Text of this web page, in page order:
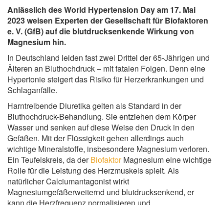
Anlässlich des World Hypertension Day am 17. Mai
2023 weisen Experten der Gesellschaft für Biofaktoren
e. V. (GfB) auf die blutdrucksenkende Wirkung von
Magnesium hin.
In Deutschland leiden fast zwei Drittel der 65-Jährigen und
Älteren an Bluthochdruck – mit fatalen Folgen. Denn eine
Hypertonie steigert das Risiko für Herzerkrankungen und
Schlaganfälle.
Harntreibende Diuretika gelten als Standard in der
Bluthochdruck-Behandlung. Sie entziehen dem Körper
Wasser und senken auf diese Weise den Druck in den
Gefäßen. Mit der Flüssigkeit gehen allerdings auch
wichtige Mineralstoffe, insbesondere Magnesium verloren.
Ein Teufelskreis, da derBiofaktorMagnesium eine wichtige
Rolle für die Leistung des Herzmuskels spielt. Als
natürlicher Calciumantagonist wirkt
Magnesiumgefäßerweiternd und blutdrucksenkend, er